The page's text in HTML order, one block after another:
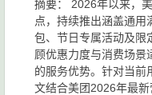
摘要： 2026年以来，
点，持续推出涵盖通用
包、节日专属活动及限
顾优惠力度与消费场景
的服务优势。针对当前
文结合美团2026年最